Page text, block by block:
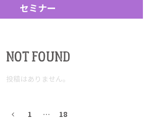
イベント一覧
テキーラ・メスカルが飲める
バー＆レストラン
セミナー
NOT FOUND
投稿はありません。
1 … 18